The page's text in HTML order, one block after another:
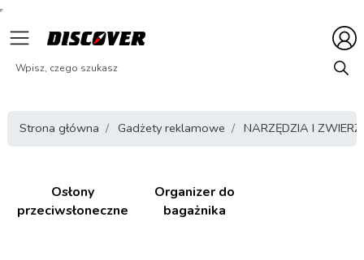
Strona główna Gadżety reklamowe NARZĘDZIA I
Osłony
przeciwsłoneczne
Organizer do
bagażnika